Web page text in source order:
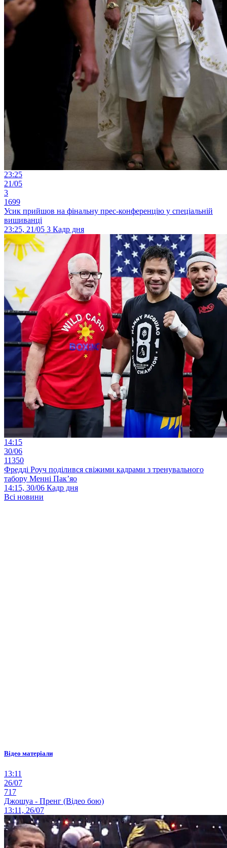
23:25
21/05
3
1699
Усик прийшов на фінальну прес-конференцію у спеціальній
вишиванці
23:25, 21/05 3 Кадр дня
14:15
30/06
11350
Фредді Роуч поділився свіжими кадрами з тренувального
табору Менні Пак’яо
14:15, 30/06 Кадр дня
Всі новини
Відео матеріали
13:11
26/07
717
Джошуа - Пренг (Відео бою)
13:11, 26/07